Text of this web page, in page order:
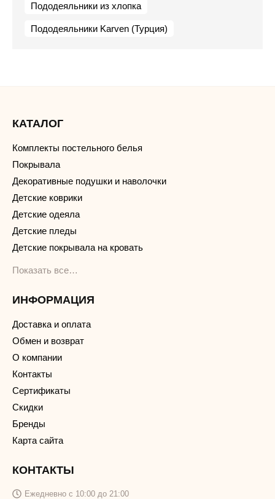
Пододеяльники из хлопка
Пододеяльники Karven (Турция)
КАТАЛОГ
Комплекты постельного белья
Покрывала
Декоративные подушки и наволочки
Детские коврики
Детские одеяла
Детские пледы
Детские покрывала на кровать
Показать все…
ИНФОРМАЦИЯ
Доставка и оплата
Обмен и возврат
О компании
Контакты
Сертификаты
Скидки
Бренды
Карта сайта
КОНТАКТЫ
Ежедневно с 10:00 до 21:00